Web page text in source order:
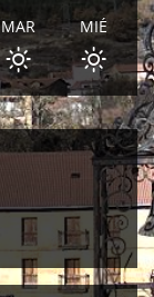
MAR MIÉ